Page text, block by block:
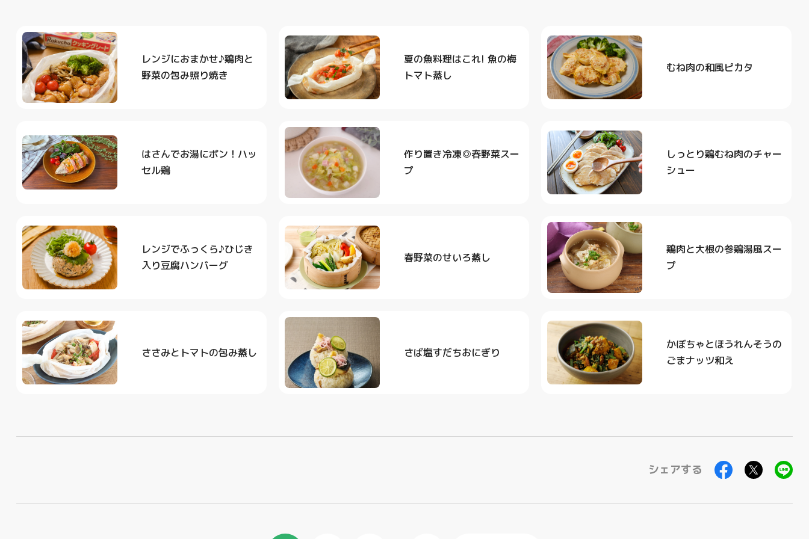
レンジにおまかせ♪鶏肉と
野菜の包み照り焼き
夏の魚料理はこれ! 魚の梅
トマト蒸し
むね肉の和風ピカタ
はさんでお湯にポン！ハッ
セル鶏
作り置き冷凍◎春野菜スー
プ
しっとり鶏むね肉のチャー
シュー
レンジでふっくら♪ひじき
入り豆腐ハンバーグ
春野菜のせいろ蒸し
鶏肉と大根の参鶏湯風スー
プ
ささみとトマトの包み蒸し さば塩すだちおにぎり
かぼちゃとほうれんそうの
ごまナッツ和え
シェアする